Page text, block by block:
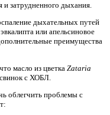
и затрудненного дыхания.
дыхательных путей
или апельсиновое
преимущества
масло из цветка Zataria
с ХОБЛ.
облегчить проблемы с